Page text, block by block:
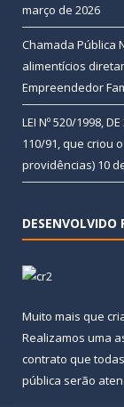
março de 2026
Chamada Pública
alimentícios
Empreendedor
LEI Nº 520/1998,
110/91, que criou
providências) 10
DESENVOLVIDO
Muito mais que
Realizamos uma
contrato que
pública serão